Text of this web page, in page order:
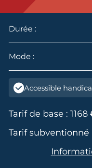
Durée :
Mode :
Accessible
Tarif de base : 1168
Tarif subventionné